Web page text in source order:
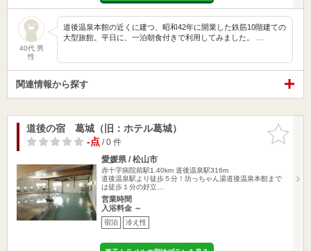
40代 男
性
道後温泉本館の近くに建つ、昭和42年に開業した鉄筋10階建ての
大型旅館。平日に、一泊朝食付きで利用してみました。 …
関連情報から探す
お気に入
りに追加
道後の宿 葛城（旧：ホテル葛城）
-点/ 0 件
愛媛県 / 松山市
赤十字病院前駅1.40km 道後温泉駅316m
道後温泉駅より徒歩５分！坊っちゃん湯道後温泉本館まで
は徒歩１分の好立…
営業時間
入浴料金 ～
宿泊 冷え性